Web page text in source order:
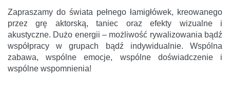
Zapraszamy do świata pełnego łamigłówek, kreowanego
przez grę aktorską, taniec oraz efekty wizualne i
akustyczne. Dużo energii – możliwość rywalizowania bądź
współpracy w grupach bądź indywidualnie. Wspólna
zabawa, wspólne emocje, wspólne doświadczenie i
wspólne wspomnienia!